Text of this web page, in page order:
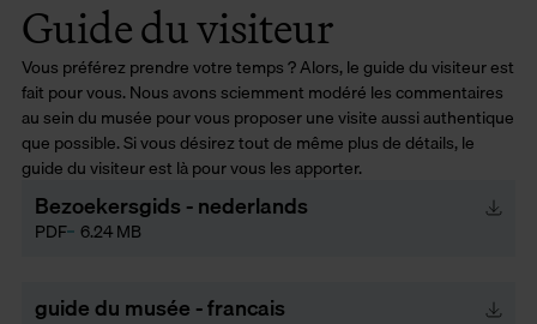
Guide du visiteur
Vous préférez prendre votre temps ? Alors, le guide du visiteur est
fait pour vous. Nous avons sciemment modéré les commentaires
au sein du musée pour vous proposer une visite aussi authentique
que possible. Si vous désirez tout de même plus de détails, le
guide du visiteur est là pour vous les apporter.
Bezoekersgids - nederlands
PDF 6.24 MB
guide du musée - francais